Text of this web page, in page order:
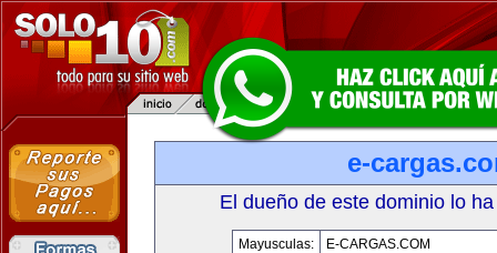
e-
El dueño de este dominio lo
Mayusculas:
E-CARGAS.COM